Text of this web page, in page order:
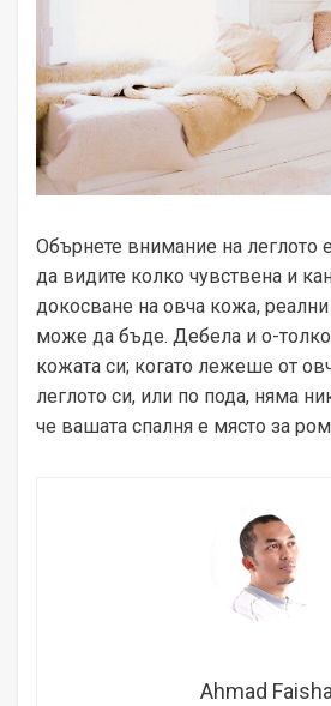
Обърнете внимание на леглото
да видите колко чувствена и
докосване на овча кожа,
може да бъде. Дебела и о-
кожата си; когато лежеше от
леглото си, или по пода, няма
че вашата спалня е място за
Ahmad Faishal